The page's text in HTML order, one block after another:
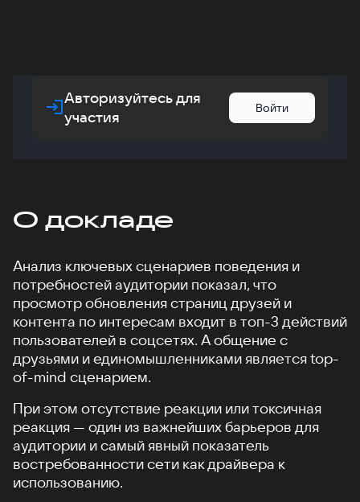
Авторизуйтесь для
участия
Войти
О докладе
Анализ ключевых сценариев поведения и
потребностей аудитории показал, что
просмотр обновления страниц друзей и
контента по интересам входит в топ-3 действий
пользователей в соцсетях. А общение с
друзьями и единомышленниками является top-
of-mind сценарием.
При этом отсутствие реакции или токсичная
реакция — один из важнейших барьеров для
аудитории и самый явный показатель
востребованности сети как драйвера к
использованию.